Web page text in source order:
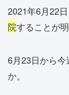
2021年6月22
院することが
6月23日から今
か。